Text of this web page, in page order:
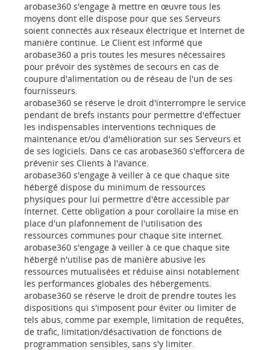
arobase360 s'engage à mettre en œuvre tous les
moyens dont elle dispose pour que ses Serveurs
soient connectés aux réseaux électrique et Internet de
manière continue. Le Client est informé que
arobase360 a pris toutes les mesures nécessaires
pour prévoir des systèmes de secours en cas de
coupure d'alimentation ou de réseau de l'un de ses
fournisseurs.
arobase360 se réserve le droit d'interrompre le service
pendant de brefs instants pour permettre d'effectuer
les indispensables interventions techniques de
maintenance et/ou d'amélioration sur ses Serveurs et
de ses logiciels. Dans ce cas arobase360 s'efforcera de
prévenir ses Clients à l'avance.
arobase360 s'engage à veiller à ce que chaque site
hébergé dispose du minimum de ressources
physiques pour lui permettre d'être accessible par
Internet. Cette obligation a pour corollaire la mise en
place d'un plafonnement de l'utilisation des
ressources communes pour chaque site internet.
arobase360 s'engage à veiller à ce que chaque site
hébergé n'utilise pas de manière abusive les
ressources mutualisées et réduise ainsi notablement
les performances globales des hébergements.
arobase360 se réserve le droit de prendre toutes les
dispositions qui s'imposent pour éviter ou limiter de
tels abus, comme par exemple, limitation de requêtes,
de trafic, limitation/désactivation de fonctions de
programmation sensibles, sans s'y limiter.